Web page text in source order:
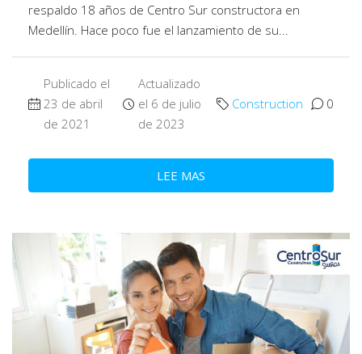
respaldo 18 años de Centro Sur constructora en
Medellín. Hace poco fue el lanzamiento de su...
Publicado el
23 de abril
de 2021
Actualizado
el 6 de julio
de 2023
Construction 0
LEE MAS